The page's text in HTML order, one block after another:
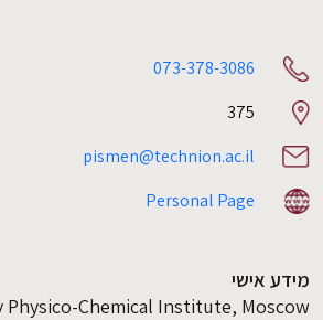
073-378-3086
Room
375
pismen@technion.ac.il
Personal Page
מידע אישי
Physico-Chemical Institute, Moscow.